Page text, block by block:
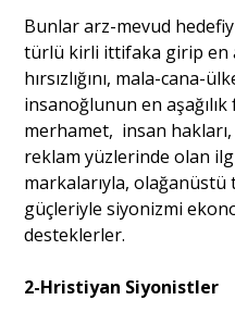
Bunlar arz-mevud
türlü kirli ittifaka girip en
hırsızlığını, mala-cana-
insanoğlunun en aşağılık
merhamet, insan
reklam yüzlerinde olan
markalarıyla,
güçleriyle siyonizmi
desteklerler.
2-Hristiyan Siyonistler